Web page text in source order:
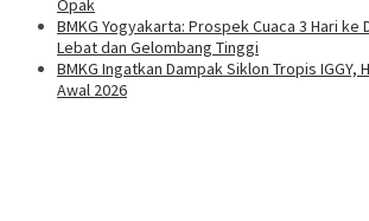
Opak
BMKG Yogyakarta: Prospek Cuaca 3 Hari ke
Lebat dan Gelombang Tinggi
BMKG Ingatkan Dampak Siklon Tropis IGGY,
Awal 2026